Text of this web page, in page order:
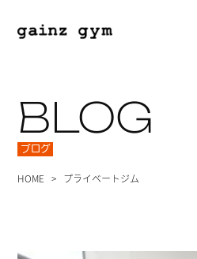
BLOG
ブログ
HOME プライベートジム